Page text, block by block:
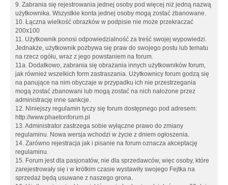
9. Zabrania się rejestrowania jednej osoby pod więcej niż jedną nazwą
użytkownika. Wszystkie konta jednej osoby mogą zostać zbanowane.
10. Łączna wielkość obrazków w podpisie nie może przekraczać
200x100
11. Użytkownik ponosi odpowiedzialność za treść swojej wypowiedzi.
Jednakże, użytkownik pozbywa się praw do swojego postu lub tematu
na rzecz ogółu, wraz z jego powstaniem na forum.
11a. Dodatkowo, zabrania się obrażania innych użytkowników forum,
jak również wszelkich form zastraszania. Użytkownicy forum godzą się
na panujące na nim obyczaje w przypadku ich nie przestrzegania
mogą zostać zbanowani lub mogą zostać na nich nałożone przez
administrację inne sankcje.
12. Niniejszy regulamin tyczy się forum dostępnego pod adresem:
http://www.phaetonforum.pl
13. Administrator zastrzega sobie wyłączne prawo do zmiany
regulaminu. Nowa wersja wchodzi w życie z dniem ogłoszenia.
14. Zarówno rejestracja jak i pisanie na forum oznacza akceptację
regulaminu.
15. Forum jest dla pasjonatów, nie dla sprzedawców, więc osoby, które
zarejestrowały się i w krótkim czasie wystawiły swojego Fejtka na
sprzedaż będą usuwane z naszego grona.